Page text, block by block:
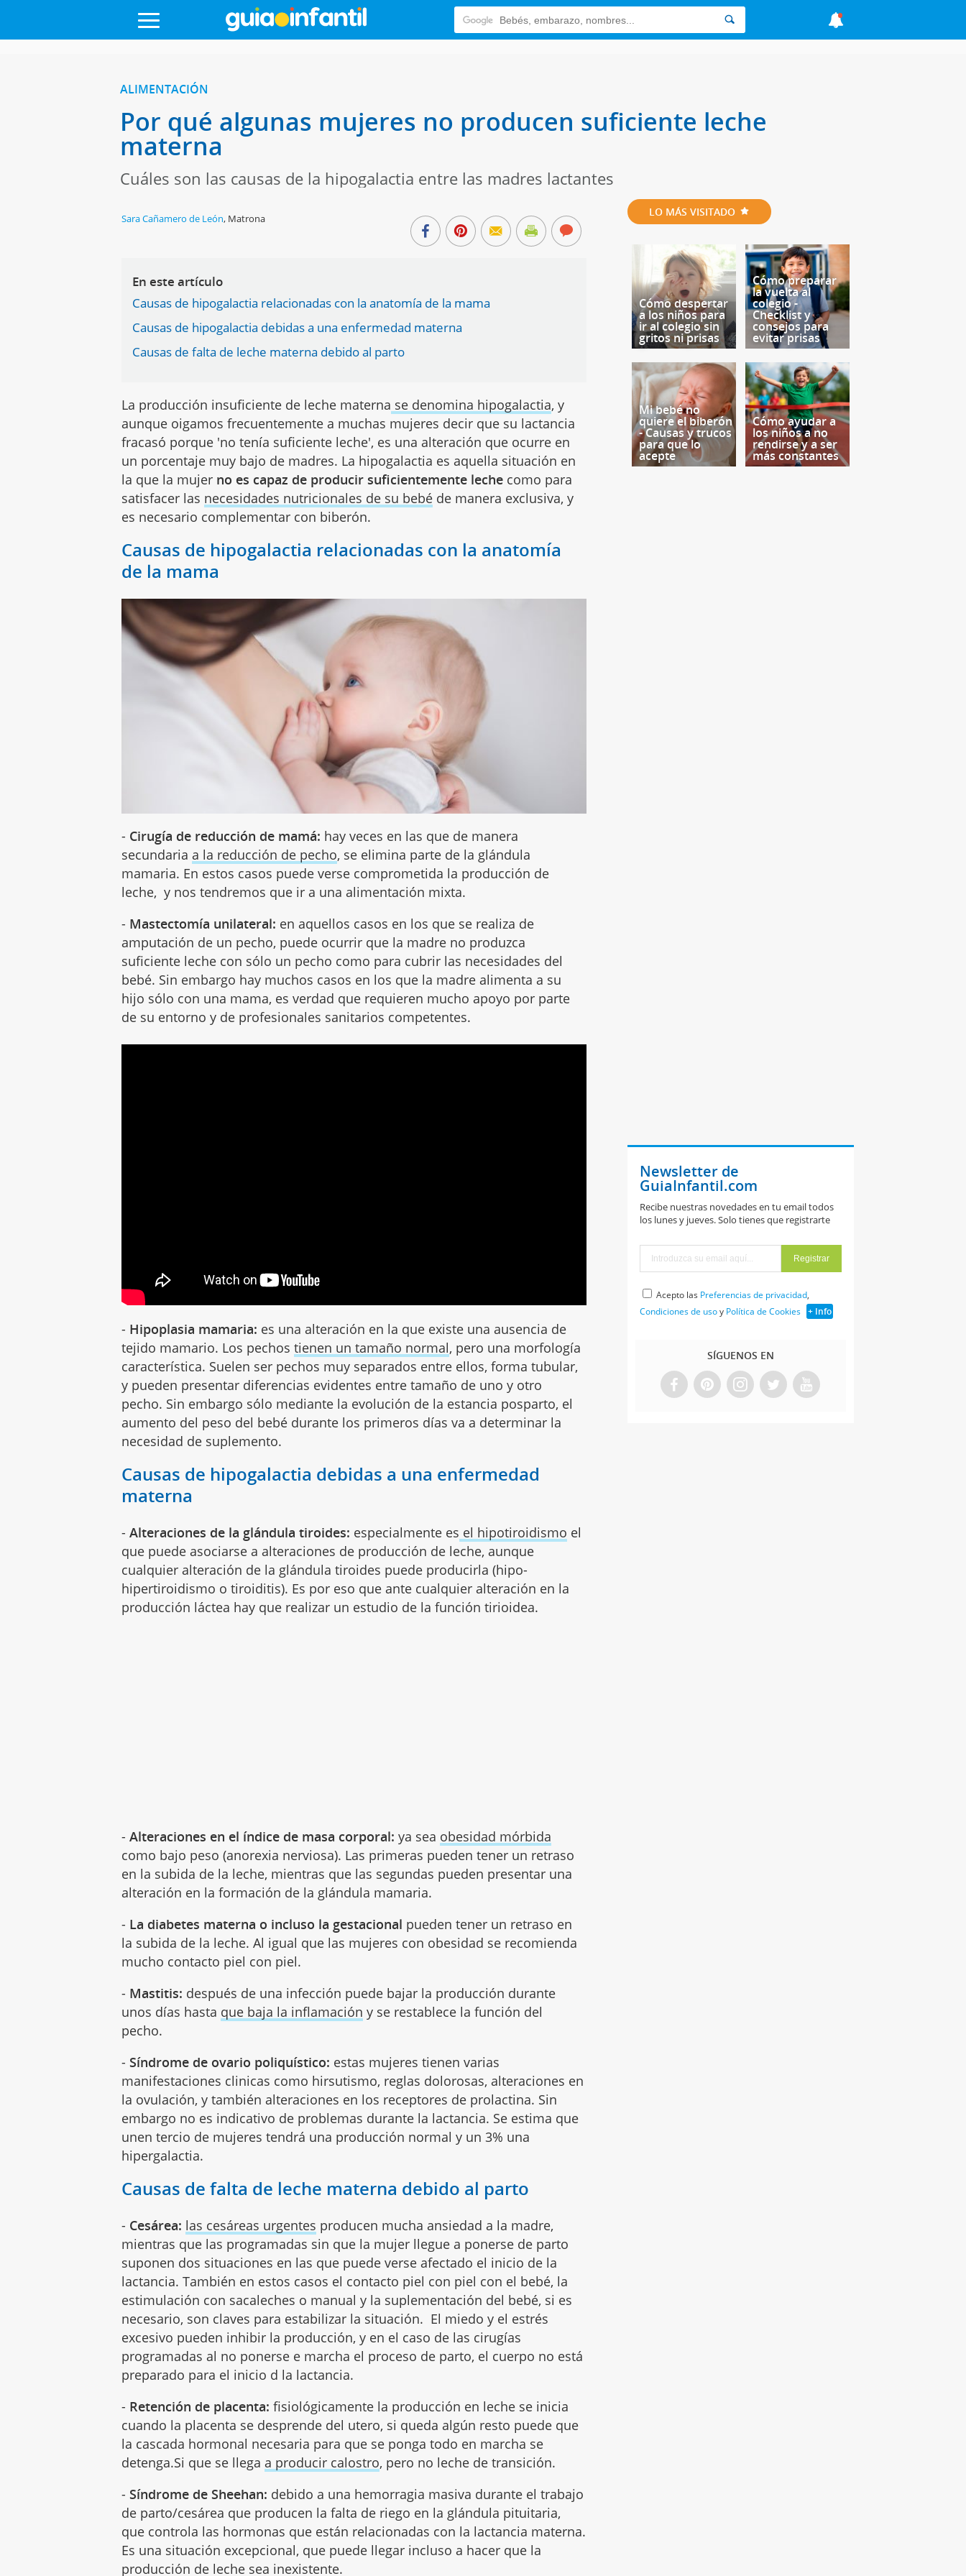
ALIMENTACIÓN
Por qué algunas mujeres no producen suficiente leche
materna
Cuáles son las causas de la hipogalactia entre las madres lactantes
Sara Cañamero de León, Matrona
En este artículo
Causas de hipogalactia relacionadas con la anatomía de la mama
Causas de hipogalactia debidas a una enfermedad materna
Causas de falta de leche materna debido al parto
La producción insuficiente de leche materna se denomina hipogalactia, y
aunque oigamos frecuentemente a muchas mujeres decir que su lactancia
fracasó porque 'no tenía suficiente leche', es una alteración que ocurre en
un porcentaje muy bajo de madres. La hipogalactia es aquella situación en
la que la mujer no es capaz de producir suficientemente leche como para
satisfacer las necesidades nutricionales de su bebé de manera exclusiva, y
es necesario complementar con biberón.
Causas de hipogalactia relacionadas con la anatomía
de la mama
- Cirugía de reducción de mamá: hay veces en las que de manera
secundaria a la reducción de pecho, se elimina parte de la glándula
mamaria. En estos casos puede verse comprometida la producción de
leche, y nos tendremos que ir a una alimentación mixta.
- Mastectomía unilateral: en aquellos casos en los que se realiza de
amputación de un pecho, puede ocurrir que la madre no produzca
suficiente leche con sólo un pecho como para cubrir las necesidades del
bebé. Sin embargo hay muchos casos en los que la madre alimenta a su
hijo sólo con una mama, es verdad que requieren mucho apoyo por parte
de su entorno y de profesionales sanitarios competentes.
- Hipoplasia mamaria: es una alteración en la que existe una ausencia de
tejido mamario. Los pechostienen un tamaño normal, pero una morfología
característica. Suelen ser pechos muy separados entre ellos, forma tubular,
y pueden presentar diferencias evidentes entre tamaño de uno y otro
pecho. Sin embargo sólo mediante la evolución de la estancia posparto, el
aumento del peso del bebé durante los primeros días va a determinar la
necesidad de suplemento.
Causas de hipogalactia debidas a una enfermedad
materna
-Alteraciones de la glándula tiroides: especialmente es el hipotiroidismo el
que puede asociarse a alteraciones de producción de leche, aunque
cualquier alteración de la glándula tiroides puede producirla (hipo-
hipertiroidismo o tiroiditis). Es por eso que ante cualquier alteración en la
producción láctea hay que realizar un estudio de la función tirioidea.
-Alteraciones en el índice de masa corporal: ya sea obesidad mórbida
como bajo peso (anorexia nerviosa). Las primeras pueden tener un retraso
en la subida de la leche, mientras que las segundas pueden presentar una
alteración en la formación de la glándula mamaria.
- La diabetes materna o incluso la gestacional pueden tener un retraso en
la subida de la leche. Al igual que las mujeres con obesidad se recomienda
mucho contacto piel con piel.
- Mastitis: después de una infección puede bajar la producción durante
unos días hasta que baja la inflamación y se restablece la función del
pecho.
-Síndrome de ovario poliquístico: estas mujeres tienen varias
manifestaciones clinicas como hirsutismo, reglas dolorosas, alteraciones en
la ovulación, y también alteraciones en los receptores de prolactina. Sin
embargo no es indicativo de problemas durante la lactancia. Se estima que
unen tercio de mujeres tendrá una producción normal y un 3% una
hipergalactia.
Causas de falta de leche materna debido al parto
- Cesárea: las cesáreas urgentes producen mucha ansiedad a la madre,
mientras que las programadas sin que la mujer llegue a ponerse de parto
suponen dos situaciones en las que puede verse afectado el inicio de la
lactancia. También en estos casos el contacto piel con piel con el bebé, la
estimulación con sacaleches o manual y la suplementación del bebé, si es
necesario, son claves para estabilizar la situación. El miedo y el estrés
excesivo pueden inhibir la producción, y en el caso de las cirugías
programadas al no ponerse e marcha el proceso de parto, el cuerpo no está
preparado para el inicio d la lactancia.
- Retención de placenta: fisiológicamente la producción en leche se inicia
cuando la placenta se desprende del utero, si queda algún resto puede que
la cascada hormonal necesaria para que se ponga todo en marcha se
detenga.Si que se llega a producir calostro, pero no leche de transición.
-Síndrome de Sheehan: debido a una hemorragia masiva durante el trabajo
de parto/cesárea que producen la falta de riego en la glándula pituitaria,
que controla las hormonas que están relacionadas con la lactancia materna.
Es una situación excepcional, que puede llegar incluso a hacer que la
producción de leche sea inexistente.
LO MÁS VISITADO
Cómo despertar
a los niños para
ir al colegio sin
gritos ni prisas
Cómo preparar
la vuelta al
colegio -
Checklist y
consejos para
evitar prisas
Mi bebé no
quiere el biberón
- Causas y trucos
para que lo
acepte
Cómo ayudar a
los niños a no
rendirse y a ser
más constantes
Newsletter de
GuiaInfantil.com
Recibe nuestras novedades en tu email todos
los lunes y jueves. Solo tienes que registrarte
Acepto las Preferencias de privacidad,
Condiciones de usoy Política de Cookies + Info
SÍGUENOS EN